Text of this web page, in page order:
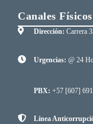
Canales Físicos
Dirección: Carrera
Urgencias: @ 24
PBX: +57 [607]
Línea